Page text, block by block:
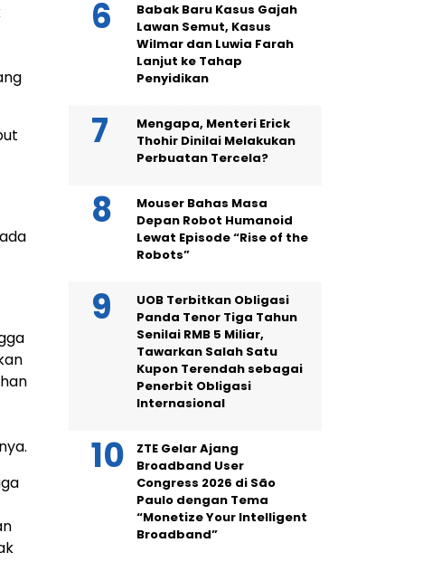
Babak Baru Kasus Gajah
Lawan Semut, Kasus
Wilmar dan Luwia Farah
Lanjut ke Tahap
Penyidikan
Mengapa, Menteri Erick
Thohir Dinilai Melakukan
Perbuatan Tercela?
Mouser Bahas Masa
Depan Robot Humanoid
Lewat Episode “Rise of the
Robots”
UOB Terbitkan Obligasi
Panda Tenor Tiga Tahun
Senilai RMB 5 Miliar,
Tawarkan Salah Satu
Kupon Terendah sebagai
Penerbit Obligasi
Internasional
ZTE Gelar Ajang
Broadband User
Congress 2026 di São
Paulo dengan Tema
“Monetize Your Intelligent
Broadband”